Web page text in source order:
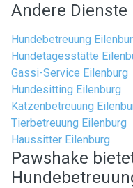
Andere Dienste
Hundebetreuung
Hundetagesstätte
Gassi-Service Eilenburg
Hundesitting Eilenburg
Katzenbetreuung
Tierbetreuung Eilenburg
Haussitter Eilenburg
Pawshake